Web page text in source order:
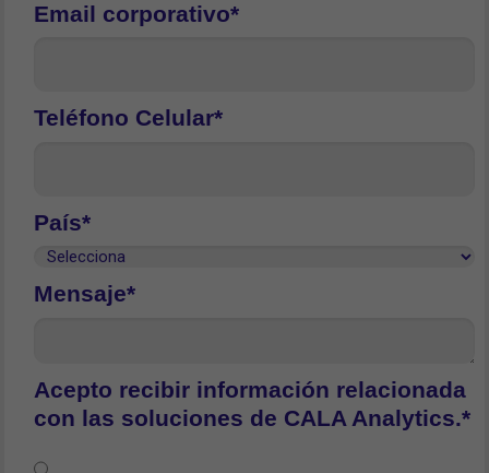
Email corporativo*
Teléfono Celular*
País*
Mensaje*
Acepto recibir información relacionada
con las soluciones de CALA Analytics.*